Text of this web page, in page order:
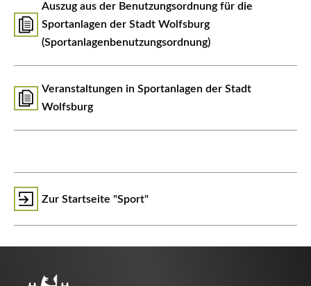
Auszug aus der Benutzungsordnung für die
Sportanlagen der Stadt Wolfsburg
(Sportanlagenbenutzungsordnung)
Veranstaltungen in Sportanlagen der Stadt
Wolfsburg
Zur Startseite "Sport"